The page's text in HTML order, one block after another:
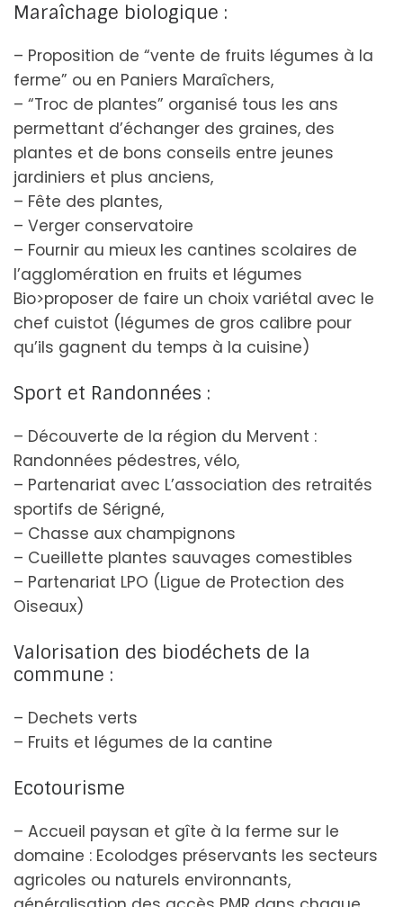
Maraîchage biologique :
– Proposition de “vente de fruits légumes à la
ferme” ou en Paniers Maraîchers,
– “Troc de plantes” organisé tous les ans
permettant d’échanger des graines, des
plantes et de bons conseils entre jeunes
jardiniers et plus anciens,
– Fête des plantes,
– Verger conservatoire
– Fournir au mieux les cantines scolaires de
l’agglomération en fruits et légumes
Bio>proposer de faire un choix variétal avec le
chef cuistot (légumes de gros calibre pour
qu’ils gagnent du temps à la cuisine)
Sport et Randonnées :
– Découverte de la région du Mervent :
Randonnées pédestres, vélo,
– Partenariat avec L’association des retraités
sportifs de Sérigné,
– Chasse aux champignons
– Cueillette plantes sauvages comestibles
– Partenariat LPO (Ligue de Protection des
Oiseaux)
Valorisation des biodéchets de la
commune :
– Dechets verts
– Fruits et légumes de la cantine
Ecotourisme
– Accueil paysan et gîte à la ferme sur le
domaine : Ecolodges préservants les secteurs
agricoles ou naturels environnants,